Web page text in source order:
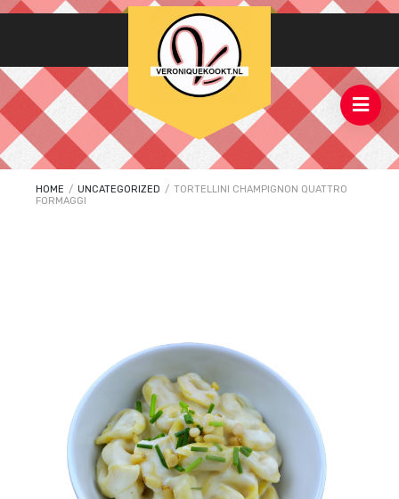
HOME / UNCATEGORIZED / TORTELLINI CHAMPIGNON QUATTRO
FORMAGGI